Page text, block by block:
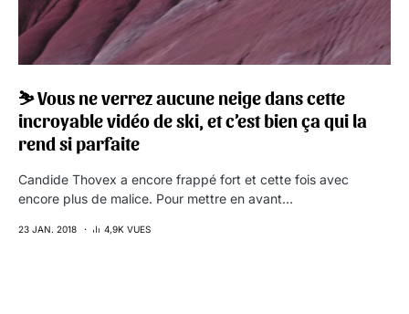
⛷ Vous ne verrez aucune neige dans cette
incroyable vidéo de ski, et c’est bien ça qui la
rend si parfaite
Candide Thovex a encore frappé fort et cette fois avec
encore plus de malice. Pour mettre en avant…
23 JAN. 2018 4,9K VUES